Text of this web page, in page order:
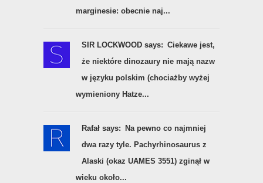
marginesie: obecnie naj...
SIR LOCKWOOD says: Ciekawe jest,
że niektóre dinozaury nie mają nazw
w języku polskim (chociażby wyżej
wymieniony Hatze...
Rafał says:
Na pewno co najmniej
dwa razy tyle. Pachyrhinosaurus z
Alaski (okaz UAMES 3551) zginął w
wieku około...